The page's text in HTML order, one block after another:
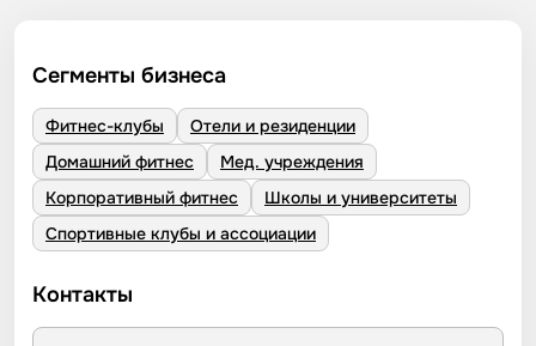
Сегменты бизнеса
Фитнес-клубы
Отели и резиденции
Домашний фитнес
Мед. учреждения
Корпоративный фитнес
Школы и университеты
Спортивные клубы и ассоциации
Контакты